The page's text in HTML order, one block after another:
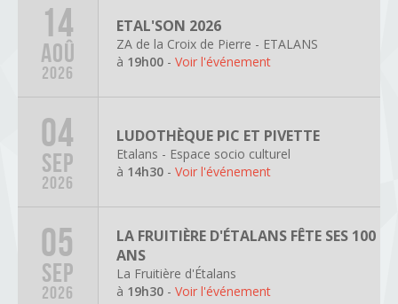
14
AOÛ
2026
ETAL'SON 2026
ZA de la Croix de Pierre - ETALANS
à 19h00 - Voir l'événement
04
SEP
2026
LUDOTHÈQUE PIC ET PIVETTE
Etalans - Espace socio culturel
à 14h30 - Voir l'événement
05
SEP
2026
LA FRUITIÈRE D'ÉTALANS FÊTE SES 100
ANS
La Fruitière d'Étalans
à 19h30 - Voir l'événement